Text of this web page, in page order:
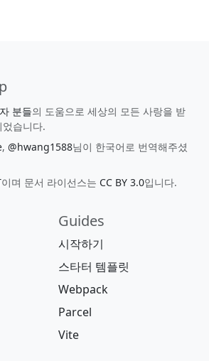
분들의 도움으로 세상의 모든 사랑을 받
습니다.
, @hwang1588님이 한국어로 번역해주셨
이며 문서 라이선스는 CC BY 3.0입니다.
Guides
시작하기
스타터 템플릿
Webpack
Parcel
Vite